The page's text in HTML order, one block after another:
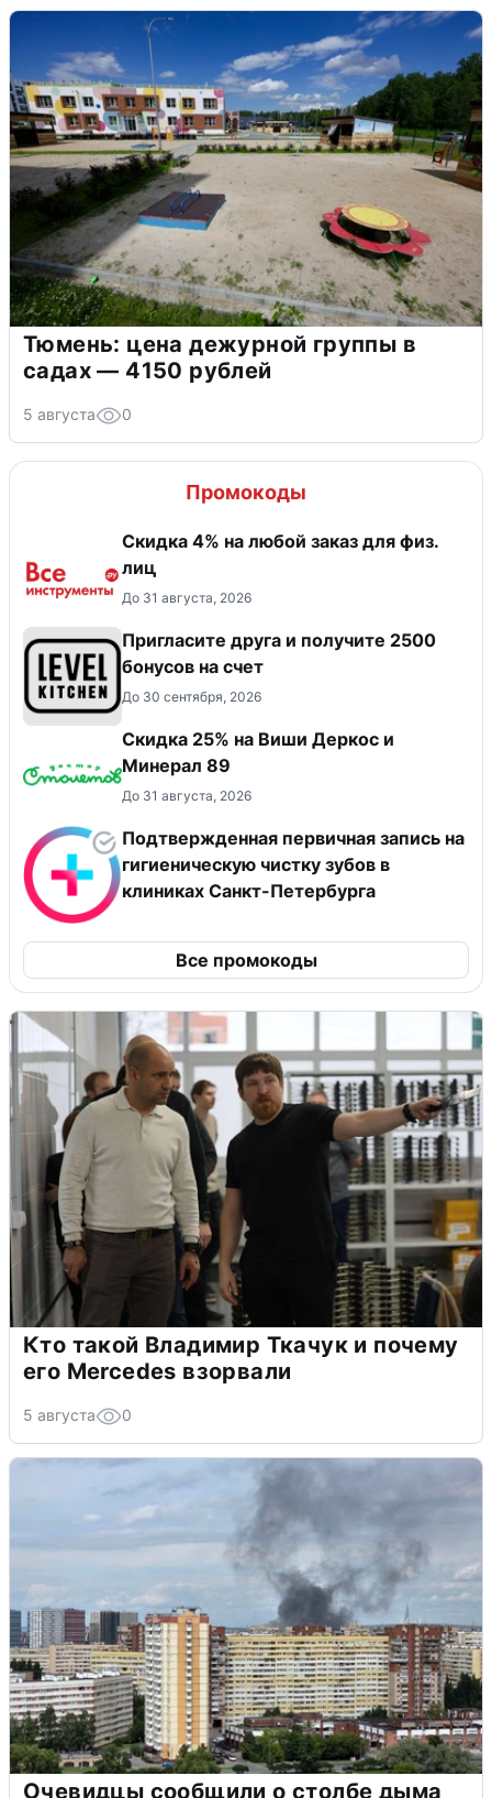
Тюмень: цена дежурной группы в
садах — 4150 рублей
5 августа 0
Промокоды
Скидка 4% на любой заказ для физ.
лиц
До 31 августа, 2026
Пригласите друга и получите 2500
бонусов на счет
До 30 сентября, 2026
Скидка 25% на Виши Деркос и
Минерал 89
До 31 августа, 2026
Подтвержденная первичная запись на
гигиеническую чистку зубов в
клиниках Санкт-Петербурга
Все промокоды
Кто такой Владимир Ткачук и почему
его Mercedes взорвали
5 августа 0
Очевидцы сообщили о столбе дыма